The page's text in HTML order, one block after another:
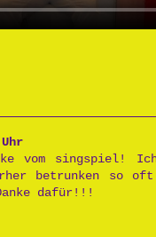
vom singspiel!
betrunken so
dafür!!!